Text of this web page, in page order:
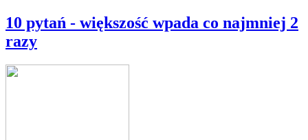
10 pytań - większość wpada co najmniej 2
razy